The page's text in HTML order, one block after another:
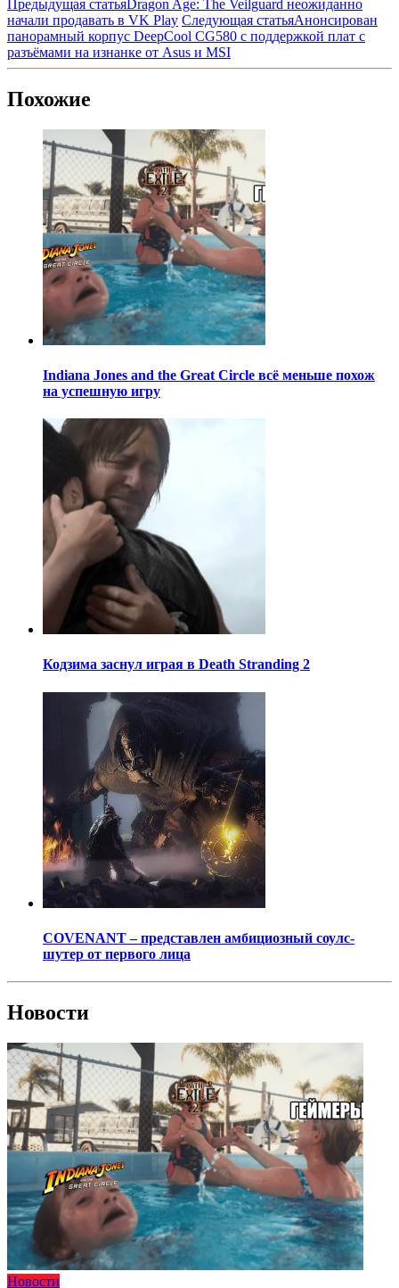
Предыдущая статья Dragon Age: The Veilguard неожиданно
начали продавать в VK Play Следующая статьяАнонсирован
панорамный корпус DeepCool CG580 с поддержкой плат с
разъёмами на изнанке от Asus и MSI
Похожие
Indiana Jones and the Great Circle всё меньше похож
на успешную игру
Кодзима заснул играя в Death Stranding 2
COVENANT – представлен амбициозный соулс-
шутер от первого лица
Новости
Новости